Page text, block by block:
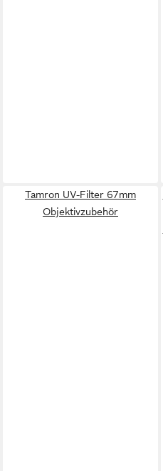
Tamron UV-Filter 67mm
Objektivzubehör